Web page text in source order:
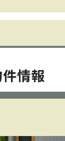
情報